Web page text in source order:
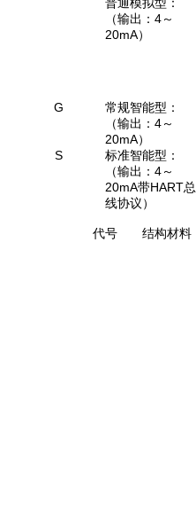
（输出：4～
20mA）
G
常规智能型：
（输出：4～
20mA）
S
标准智能型：
（输出：4～
20mA带HART总
线协议）
代号 结构材料